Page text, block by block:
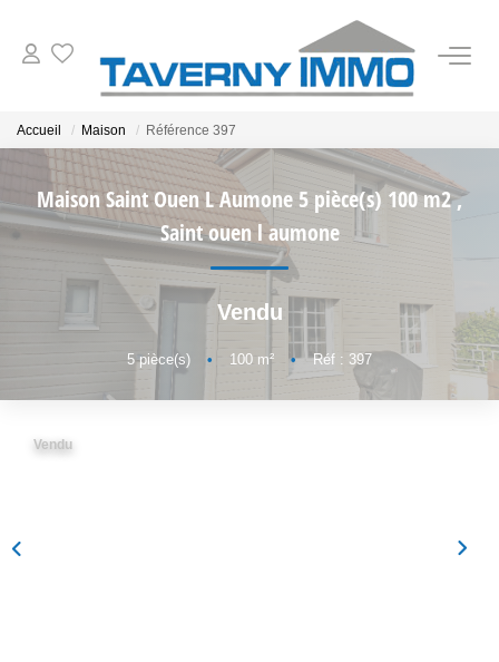
ESTIMATION
OUTILS
NOTRE AGENCE
CONTACT
Accueil Maison Référence 397
Maison Saint Ouen L Aumone 5 pièce(s) 100 m2,
Saint ouen l aumone
Vendu
5pièce(s) • 100 m² • Réf : 397
Vendu